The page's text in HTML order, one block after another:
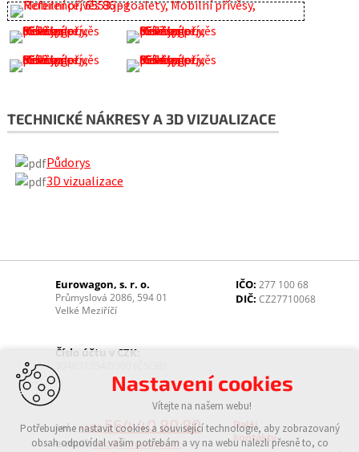
TECHNICKÉ NÁKRESY A 3D VIZUALIZACE
Půdorys
3D vizualizace
Eurowagon, s. r. o.
Průmyslová 2086, 594 01
Velké Meziříčí
IČO: 277 100 68
DIČ: CZ27710068
Číslo účtu v CZK:
tel.: +420564 40 80 80
e-mail:info@eurowagon.cz
Další
kontakty
Nastavení cookies
Vítejte na našem webu!
Potřebujeme nastavit cookies a související technologie, aby zobrazovaný
obsah odpovídal vašim potřebám a vy na webu nalezli přesně to, co